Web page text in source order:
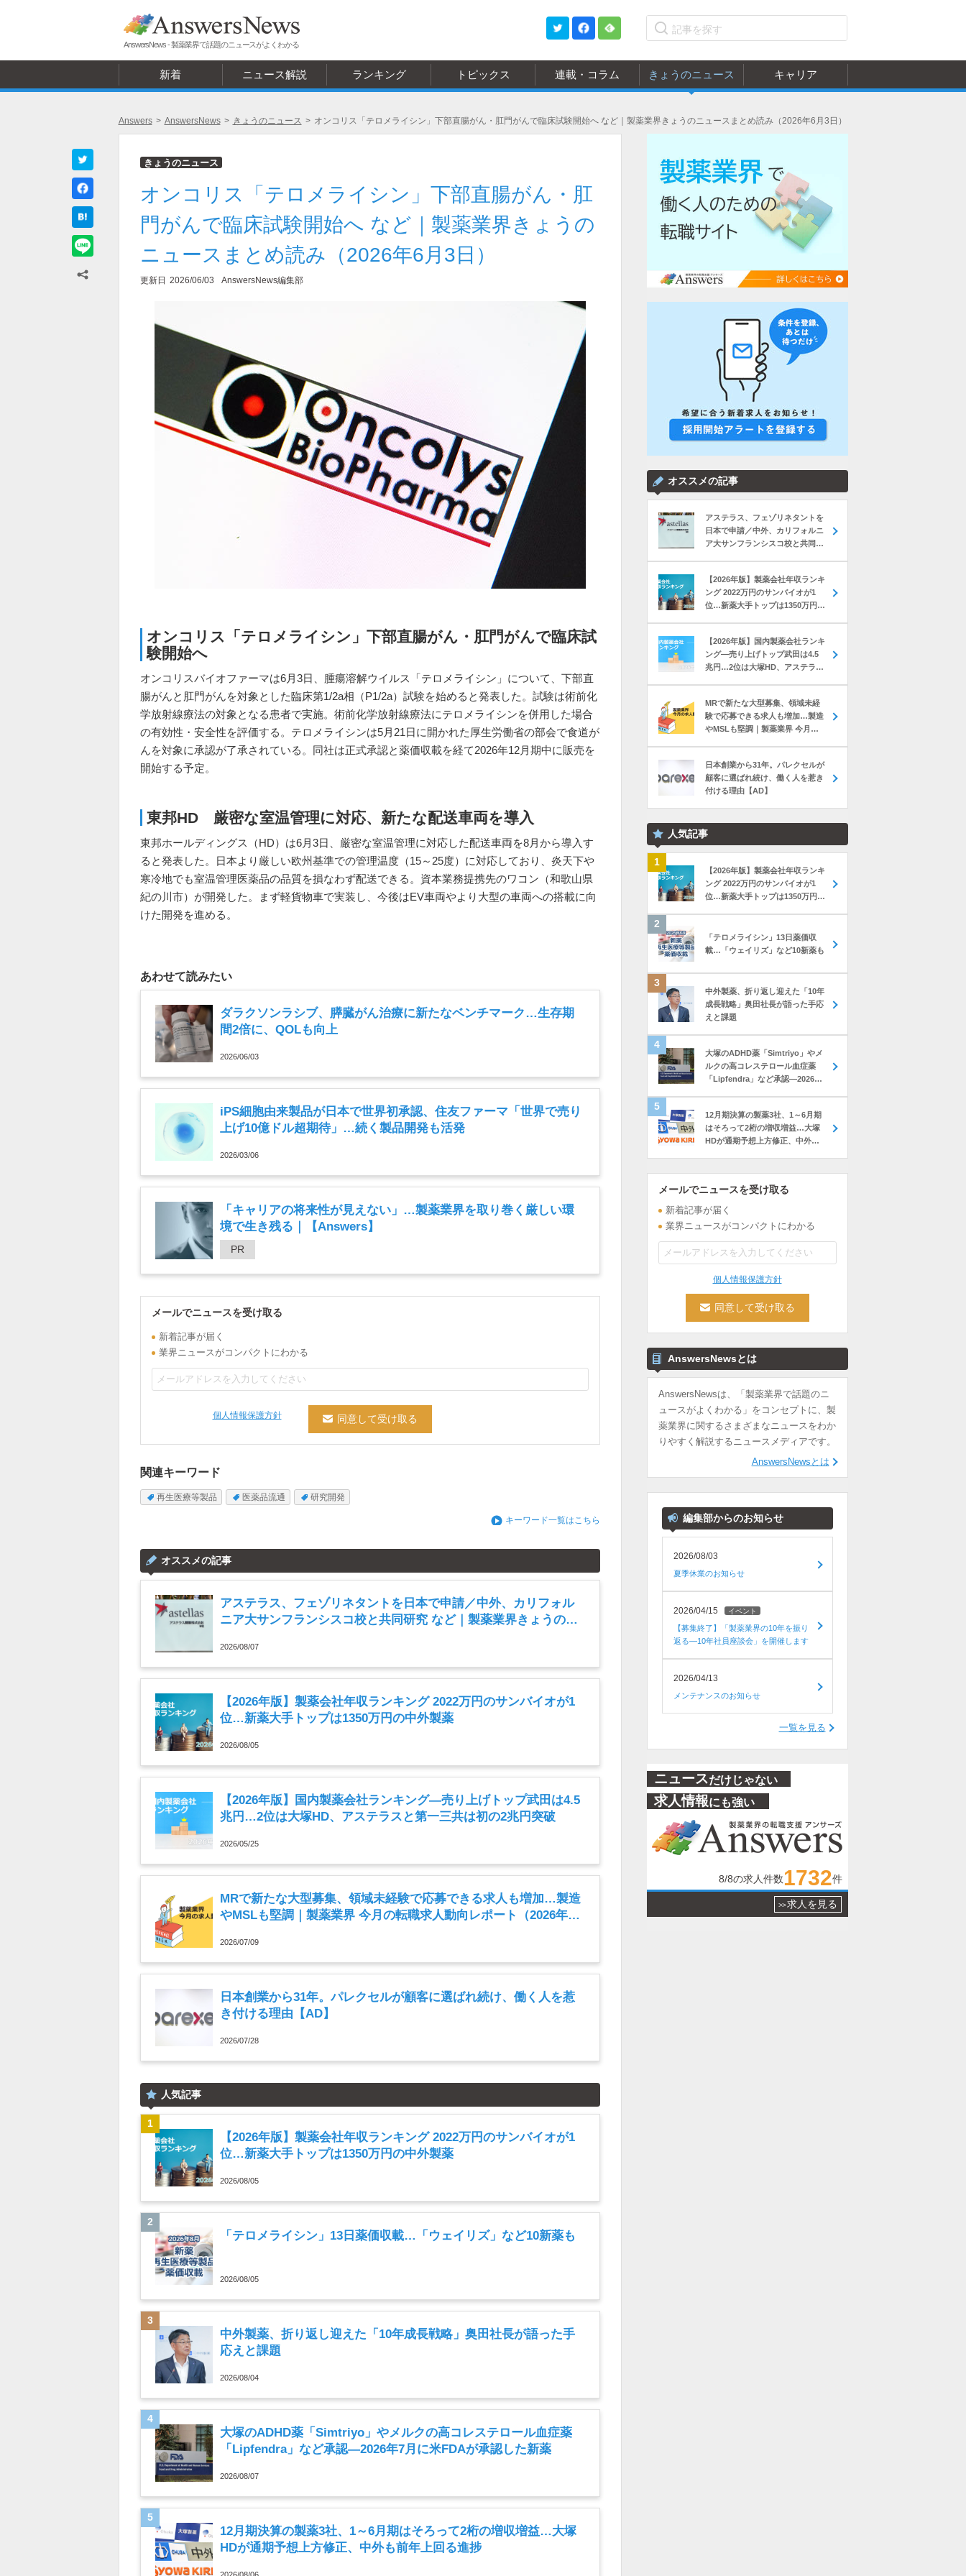
AnswersNews - 製薬業界で話題のニュースがよくわかる
新着 ニュース解説 ランキング トピックス 連載・コラム きょうのニュース キャリア
Answers > AnswersNews > きょうのニュース > オンコリス「テロメライシン」下部直腸がん・肛門がんで臨床試験開始へ など｜製薬業界きょうのニュースまとめ読み（2026年6月3日）
きょうのニュース
オンコリス「テロメライシン」下部直腸がん・肛
門がんで臨床試験開始へ など｜製薬業界きょうの
ニュースまとめ読み（2026年6月3日）
更新日 2026/06/03 AnswersNews編集部
オンコリス「テロメライシン」下部直腸がん・肛門がんで臨床試
験開始へ
オンコリスバイオファーマは6月3日、腫瘍溶解ウイルス「テロメライシン」について、下部直
腸がんと肛門がんを対象とした臨床第1/2a相（P1/2a）試験を始めると発表した。試験は術前化
学放射線療法の対象となる患者で実施。術前化学放射線療法にテロメライシンを併用した場合
の有効性・安全性を評価する。テロメライシンは5月21日に開かれた厚生労働省の部会で食道が
んを対象に承認が了承されている。同社は正式承認と薬価収載を経て2026年12月期中に販売を
開始する予定。
東邦HD 厳密な室温管理に対応、新たな配送車両を導入
東邦ホールディングス（HD）は6月3日、厳密な室温管理に対応した配送車両を8月から導入す
ると発表した。日本より厳しい欧州基準での管理温度（15～25度）に対応しており、炎天下や
寒冷地でも室温管理医薬品の品質を損なわず配送できる。資本業務提携先のワコン（和歌山県
紀の川市）が開発した。まず軽貨物車で実装し、今後はEV車両やより大型の車両への搭載に向
けた開発を進める。
あわせて読みたい
ダラクソンラシブ、膵臓がん治療に新たなベンチマーク…生存期
間2倍に、QOLも向上
2026/06/03
iPS細胞由来製品が日本で世界初承認、住友ファーマ「世界で売り
上げ10億ドル超期待」…続く製品開発も活発
2026/03/06
「キャリアの将来性が見えない」…製薬業界を取り巻く厳しい環
境で生き残る｜【Answers】
PR
メールでニュースを受け取る
新着記事が届く
業界ニュースがコンパクトにわかる
個人情報保護方針
関連キーワード
再生医療等製品 医薬品流通 研究開発
キーワード一覧はこちら
オススメの記事
アステラス、フェゾリネタントを日本で申請／中外、カリフォル
ニア大サンフランシスコ校と共同研究 など｜製薬業界きょうのニ
2026/08/07
【2026年版】製薬会社年収ランキング 2022万円のサンバイオが1
位…新薬大手トップは1350万円の中外製薬
2026/08/05
【2026年版】国内製薬会社ランキング―売り上げトップ武田は4.5
兆円…2位は大塚HD、アステラスと第一三共は初の2兆円突破
2026/05/25
MRで新たな大型募集、領域未経験で応募できる求人も増加…製造
やMSLも堅調｜製薬業界 今月の転職求人動向レポート（2026年7
2026/07/09
日本創業から31年。パレクセルが顧客に選ばれ続け、働く人を惹
き付ける理由【AD】
2026/07/28
人気記事
【2026年版】製薬会社年収ランキング 2022万円のサンバイオが1
位…新薬大手トップは1350万円の中外製薬
2026/08/05
「テロメライシン」13日薬価収載…「ウェイリズ」など10新薬も
2026/08/05
中外製薬、折り返し迎えた「10年成長戦略」奥田社長が語った手
応えと課題
2026/08/04
大塚のADHD薬「Simtriyo」やメルクの高コレステロール血症薬
「Lipfendra」など承認―2026年7月に米FDAが承認した新薬
2026/08/07
12月期決算の製薬3社、1～6月期はそろって2桁の増収増益…大塚
HDが通期予想上方修正、中外も前年上回る進捗
オススメの記事
アステラス、フェゾリネタントを
日本で申請／中外、カリフォルニ
ア大サンフランシスコ校と共同研
【2026年版】製薬会社年収ランキ
ング 2022万円のサンバイオが1
位…新薬大手トップは1350万円の
【2026年版】国内製薬会社ランキ
ング―売り上げトップ武田は4.5
兆円…2位は大塚HD、アステラス
MRで新たな大型募集、領域未経
験で応募できる求人も増加…製造
やMSLも堅調｜製薬業界 今月の
日本創業から31年。パレクセルが
顧客に選ばれ続け、働く人を惹き
付ける理由【AD】
人気記事
【2026年版】製薬会社年収ランキ
ング 2022万円のサンバイオが1
位…新薬大手トップは1350万円の
「テロメライシン」13日薬価収
載…「ウェイリズ」など10新薬も
中外製薬、折り返し迎えた「10年
成長戦略」奥田社長が語った手応
えと課題
大塚のADHD薬「Simtriyo」やメ
ルクの高コレステロール血症薬
「Lipfendra」など承認―2026年
12月期決算の製薬3社、1～6月期
はそろって2桁の増収増益…大塚
HDが通期予想上方修正、中外も
メールでニュースを受け取る
新着記事が届く
業界ニュースがコンパクトにわかる
個人情報保護方針
AnswersNewsとは
AnswersNewsは、「製薬業界で話題のニ
ュースがよくわかる」をコンセプトに、製
薬業界に関するさまざまなニュースをわか
りやすく解説するニュースメディアです。
AnswersNewsとは
編集部からのお知らせ
2026/08/03
夏季休業のお知らせ
2026/04/15 イベント
【募集終了】「製薬業界の10年を振り
返る―10年社員座談会」を開催します
2026/04/13
メンテナンスのお知らせ
一覧を見る
ニュースだけじゃない
求人情報にも強い
8/8の求人件数1732件
>> 求人を見る